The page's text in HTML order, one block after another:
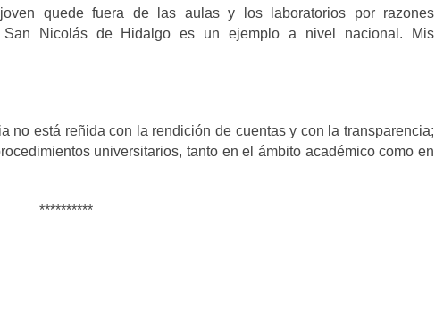
quede fuera de las aulas y los laboratorios por razones
San Nicolás de Hidalgo es un ejemplo a nivel nacional. Mis
no está reñida con la rendición de cuentas y con la transparencia;
universitarios, tanto en el ámbito académico como en
**********